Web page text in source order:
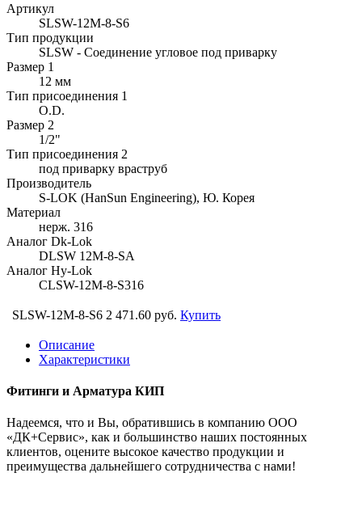
Артикул
SLSW-12M-8-S6
Тип продукции
SLSW - Соединение угловое под приварку
Размер 1
12 мм
Тип присоединения 1
O.D.
Размер 2
1/2"
Тип присоединения 2
под приварку враструб
Производитель
S-LOK (HanSun Engineering), Ю. Корея
Материал
нерж. 316
Аналог Dk-Lok
DLSW 12M-8-SA
Аналог Hy-Lok
CLSW-12M-8-S316
SLSW-12M-8-S6 2 471.60 руб. Купить
Описание
Характеристики
Фитинги и Арматура КИП
Надеемся, что и Вы, обратившись в компанию ООО
«ДК+Сервис», как и большинство наших постоянных
клиентов, оцените высокое качество продукции и
преимущества дальнейшего сотрудничества с нами!